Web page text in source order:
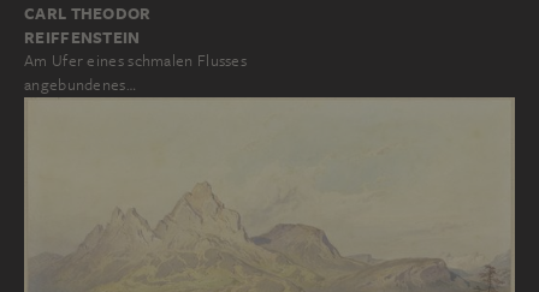
CARL THEODOR
REIFFENSTEIN
Am Ufer eines schmalen Flusses
angebundenes…